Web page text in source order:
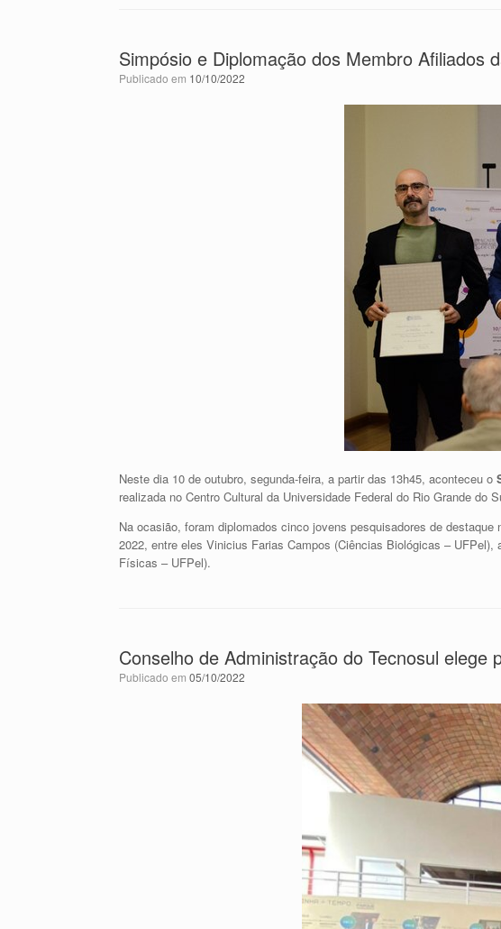
Simpósio e Diplomação dos Membro Afiliados
Publicado em 10/10/2022
Neste dia 10 de outubro, segunda-feira, a partir das 13h45, aconteceu o
realizada no Centro Cultural da Universidade Federal do Rio Grande
Na ocasião, foram diplomados cinco jovens pesquisadores de
2022, entre eles Vinicius Farias Campos (Ciências Biológicas –
Físicas – UFPel).
Conselho de Administração do Tecnosul
Publicado em 05/10/2022